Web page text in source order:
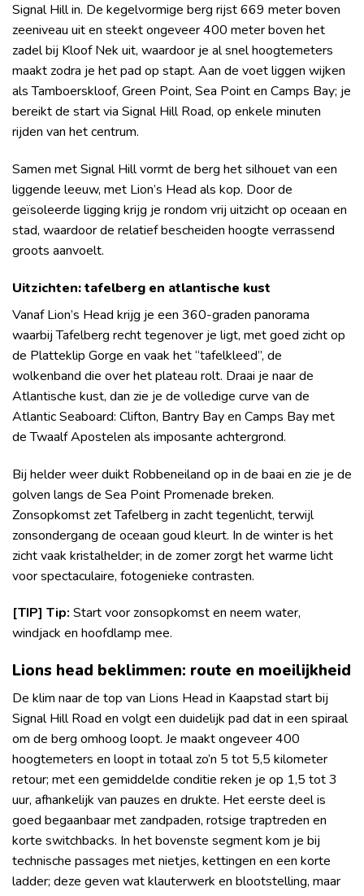
Signal Hill in. De kegelvormige berg rijst 669 meter boven
zeeniveau uit en steekt ongeveer 400 meter boven het
zadel bij Kloof Nek uit, waardoor je al snel hoogtemeters
maakt zodra je het pad op stapt. Aan de voet liggen wijken
als Tamboerskloof, Green Point, Sea Point en Camps Bay; je
bereikt de start via Signal Hill Road, op enkele minuten
rijden van het centrum.
Samen met Signal Hill vormt de berg het silhouet van een
liggende leeuw, met Lion’s Head als kop. Door de
geïsoleerde ligging krijg je rondom vrij uitzicht op oceaan en
stad, waardoor de relatief bescheiden hoogte verrassend
groots aanvoelt.
Uitzichten: tafelberg en atlantische kust
Vanaf Lion’s Head krijg je een 360-graden panorama
waarbij Tafelberg recht tegenover je ligt, met goed zicht op
de Platteklip Gorge en vaak het “tafelkleed”, de
wolkenband die over het plateau rolt. Draai je naar de
Atlantische kust, dan zie je de volledige curve van de
Atlantic Seaboard: Clifton, Bantry Bay en Camps Bay met
de Twaalf Apostelen als imposante achtergrond.
Bij helder weer duikt Robbeneiland op in de baai en zie je de
golven langs de Sea Point Promenade breken.
Zonsopkomst zet Tafelberg in zacht tegenlicht, terwijl
zonsondergang de oceaan goud kleurt. In de winter is het
zicht vaak kristalhelder; in de zomer zorgt het warme licht
voor spectaculaire, fotogenieke contrasten.
[TIP] Tip: Start voor zonsopkomst en neem water,
windjack en hoofdlamp mee.
Lions head beklimmen: route en moeilijkheid
De klim naar de top van Lions Head in Kaapstad start bij
Signal Hill Road en volgt een duidelijk pad dat in een spiraal
om de berg omhoog loopt. Je maakt ongeveer 400
hoogtemeters en loopt in totaal zo’n 5 tot 5,5 kilometer
retour; met een gemiddelde conditie reken je op 1,5 tot 3
uur, afhankelijk van pauzes en drukte. Het eerste deel is
goed begaanbaar met zandpaden, rotsige traptreden en
korte switchbacks. In het bovenste segment kom je bij
technische passages met nietjes, kettingen en een korte
ladder; deze geven wat klauterwerk en blootstelling, maar